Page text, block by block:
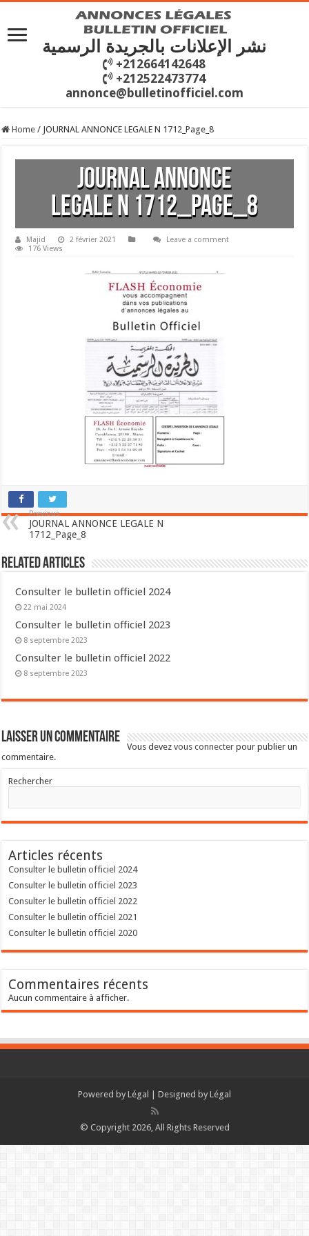
نشر الإعلانات بالجريدة الرسمية
+212664142648
+212522473774
annonce@bulletinofficiel.com
Home / JOURNAL ANNONCE LEGALE N 1712_Page_8
JOURNAL ANNONCE
LEGALE N 1712_Page_8
Majid 2 février 2021
Leave a comment
176 Views
Previous
JOURNAL ANNONCE LEGALE N
1712_Page_8
Related Articles
Consulter le bulletin officiel 2024
22 mai 2024
Consulter le bulletin officiel 2023
8 septembre 2023
Consulter le bulletin officiel 2022
8 septembre 2023
Laisser un commentaire
Vous devezvous connecter pour publier un
commentaire.
Rechercher
Articles récents
Consulter le bulletin officiel 2024
Consulter le bulletin officiel 2023
Consulter le bulletin officiel 2022
Consulter le bulletin officiel 2021
Consulter le bulletin officiel 2020
Commentaires récents
Aucun commentaire à afficher.
Powered by Légal | Designed by Légal
© Copyright 2026, All Rights Reserved